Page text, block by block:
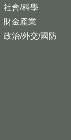
社會/科學
財金產業
政治/外交/國防